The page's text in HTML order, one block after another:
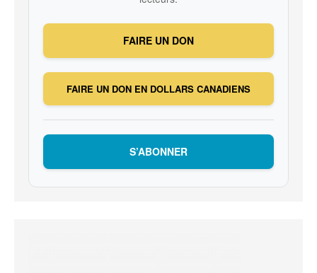
FAIRE UN DON
FAIRE UN DON EN DOLLARS CANADIENS
S’ABONNER